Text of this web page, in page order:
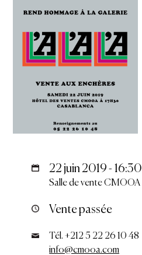
22 juin 2019 - 16:30
Salle de vente CMOOA
Vente passée
Tél. +212 5 22 26 10 48
info@cmooa.com